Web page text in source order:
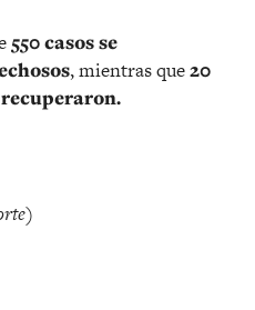
550 casos se
, mientras que20
recuperaron.